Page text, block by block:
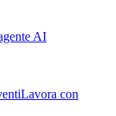
AI
Lavora con